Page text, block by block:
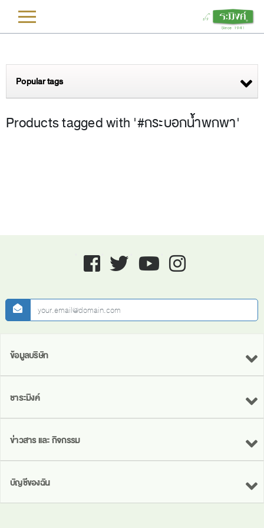
Popular tags
Products tagged with '#กระบอกน้ำพกพา'
Facebook twitter youtube instagram
newsletter
ข้อมูลบริษัท
ชาระมิงค์
ข่าวสาร และ กิจกรรม
บัญชีของฉัน